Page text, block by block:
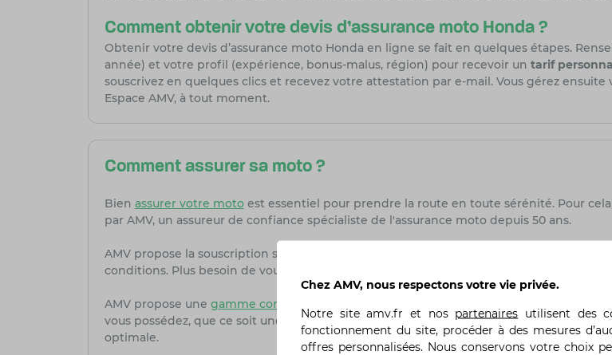
Comment obtenir votre devis d’assurance moto Honda ?
Obtenir votre devis d’assurance moto Honda en ligne se fait en quelques étapes.
année) et votre profil (expérience, bonus-malus, région) pour recevoir un tarif
souscrivez en quelques clics et recevez votre attestation par e-mail. Vous gérez
Espace AMV, à tout moment.
Comment assurer sa moto ?
Bien assurer votre motoest essentiel pour prendre la route en toute sérénité. Pour
par AMV, un assureur de confiance spécialiste de l'assurance moto depuis 50 ans.
AMV propose la souscription simple et rapide en ligne vous permettant de bénéficier
conditions. Plus besoin de vous déplacer en agence, quelques clics suffisent pour être
AMV propose une gamme complète de formules d'assurance moto
, adaptées à vos
vous possédez, que ce soit une sportive, une routière, ou encore un scooter, AMV
optimale.
Chez AMV, nous respectons votre vie privée.
Notre siteamv.fr et nos partenaires utilisent des
fonctionnement du site, procéder à des mesures
offres personnalisées. Nous conservons votre choix